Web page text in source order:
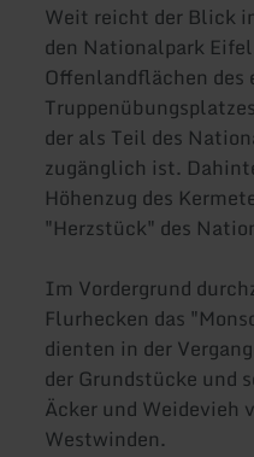
Weit reicht der Blick
den Nationalpark
Offenlandflächen des
der als Teil des
zugänglich ist.
Höhenzug des
"Herzstück" des
Im Vordergrund
Flurhecken das
dienten in der
der Grundstücke und
Äcker und Weidevieh
Westwinden.